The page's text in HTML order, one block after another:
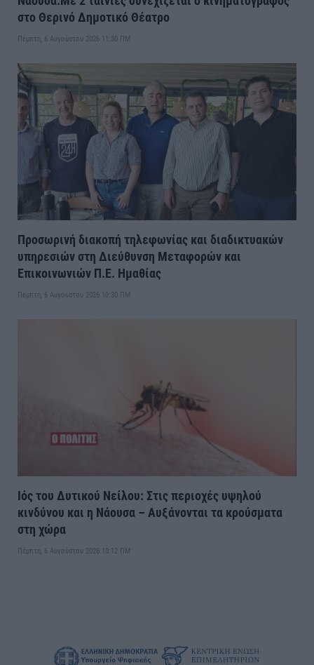
στο Θερινό Δημοτικό Θέατρο
Πέμπτη, 6 Αυγούστου 2026 11:30 ΠΜ
Προσωρινή διακοπή τηλεφωνίας και διαδικτυακών
υπηρεσιών στη Διεύθυνση Μεταφορών και
Επικοινωνιών Π.Ε. Ημαθίας
Πέμπτη, 6 Αυγούστου 2026 10:30 ΠΜ
Ιός του Δυτικού Νείλου: Στις περιοχές υψηλού
κινδύνου και η Νάουσα – Αυξάνονται τα κρούσματα
στη χώρα
Πέμπτη, 6 Αυγούστου 2026 10:12 ΠΜ